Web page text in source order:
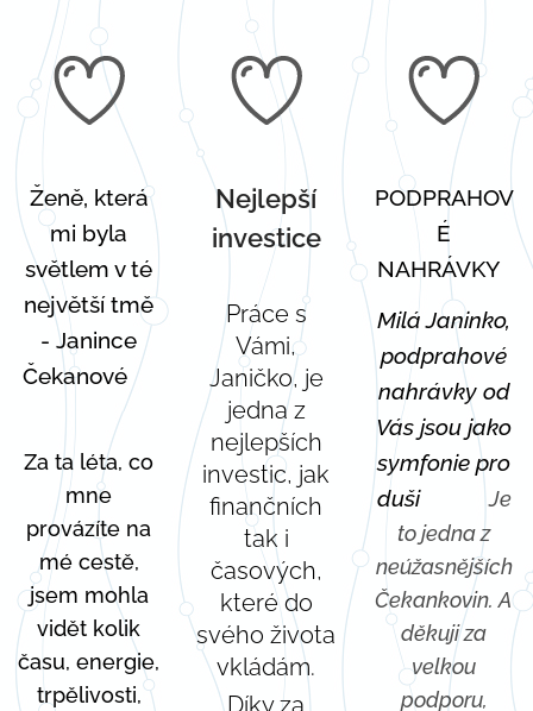
Ženě, která
mi byla
světlem v té
největší tmě
- Janince
Čekanové🪻
Za ta léta, co
mne
provázíte na
mé cestě,
jsem mohla
vidět kolik
času, energie,
trpělivosti,
Nejlepší
investice
Práce s
Vámi,
Janičko, je
jedna z
nejlepších
investic, jak
finančních
tak i
časových,
které do
svého života
vkládám.
Díky za
PODPRAHOV
É
NAHRÁVKY
Milá Janinko,
podprahové
nahrávky od
Vás jsou jako
symfonie pro
duši 🎼🕊️Je
to jedna z
neúžasnějších
Čekankovin. A
děkuji za
velkou
podporu,